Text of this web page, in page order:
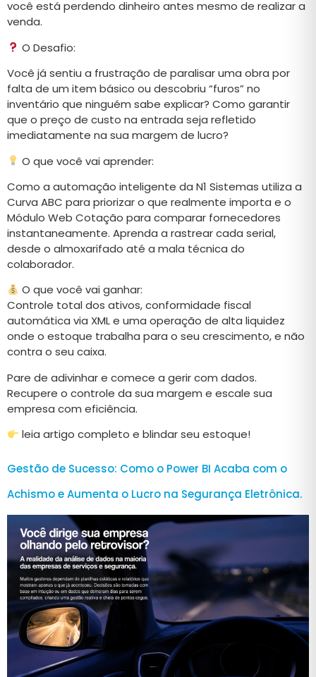
você está perdendo dinheiro antes mesmo de realizar a
venda.
O Desafio:
Você já sentiu a frustração de paralisar uma obra por
falta de um item básico ou descobriu “furos” no
inventário que ninguém sabe explicar? Como garantir
que o preço de custo na entrada seja refletido
imediatamente na sua margem de lucro?
O que você vai aprender:
Como a automação inteligente da N1 Sistemas utiliza a
Curva ABC para priorizar o que realmente importa e o
Módulo Web Cotação para comparar fornecedores
instantaneamente. Aprenda a rastrear cada serial,
desde o almoxarifado até a mala técnica do
colaborador.
O que você vai ganhar:
Controle total dos ativos, conformidade fiscal
automática via XML e uma operação de alta liquidez
onde o estoque trabalha para o seu crescimento, e não
contra o seu caixa.
Pare de adivinhar e comece a gerir com dados.
Recupere o controle da sua margem e escale sua
empresa com eficiência.
leia artigo completo e blindar seu estoque!
Gestão de Sucesso: Como o Power BI Acaba com o
Achismo e Aumenta o Lucro na Segurança Eletrônica.